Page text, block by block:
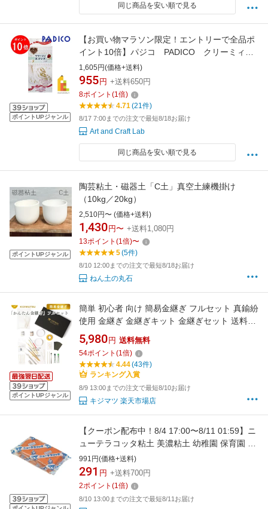
同じ商品を安い順で見る
ポイントUPジャンル
【お買い物マラソン限定！エントリーで全品ポ
イント10倍】パジコ PADICO クリーミィホ
イップ
1,605円(価格+送料)
955 円 +送料650円
8ポイント (1倍)
4.71(21件)
8/17 7:00までの注文で最短8/18お届け
Art and Craft Lab
同じ商品を安い順で見る
ポイントUPジャンル
陶芸粘土・磁器土「C土」真空土練機掛け
（10kg／20kg）
2,510円〜 (価格+送料)
1,430 円〜 +送料1,080円
13ポイント (1倍)〜
5(5件)
8/10 12:00までの注文で最短8/18お届け
ねん土の丸石
ポイントUPジャンル
簡単 初心者 向け 簡易金継ぎ フルセット 真鍮紛
使用 金継ぎ 金継ぎキット 金継ぎセット 送料無
料 【初心者にも分かりやすい丁寧マニュアル付
き】
5,980 円 送料無料
54ポイント (1倍)
4.44(43件)
ランキング入賞
8/9 13:00までの注文で最短8/10お届け
キジマツ 楽天市場店
【クーポン配布中！8/4 17:00〜8/11 01:59】ニ
ューテラコッタ粘土 美濃粘土 幼稚園 保育園 小
学校 工作
991円(価格+送料)
291 円 +送料700円
2ポイント (1倍)
8/10 13:00までの注文で最短8/11お届け